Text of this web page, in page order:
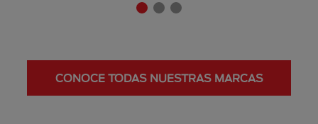
CONOCE TODAS NUESTRAS MARCAS